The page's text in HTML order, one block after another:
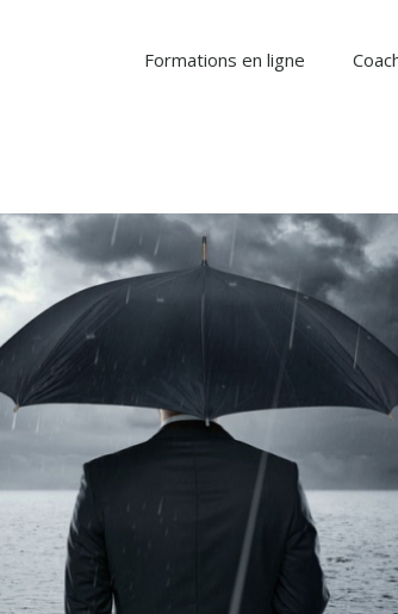
Formations en ligne